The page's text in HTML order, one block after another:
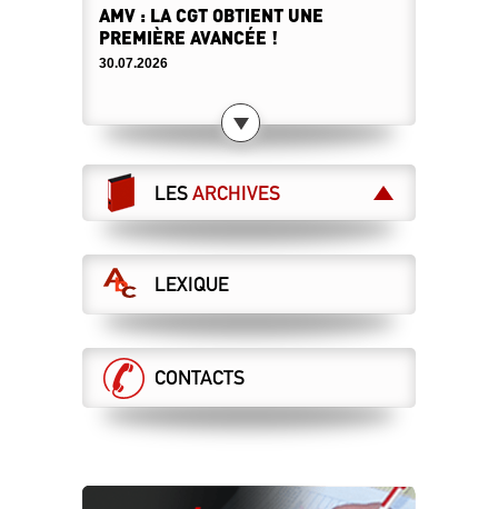
AMV : LA CGT OBTIENT UNE
PREMIÈRE AVANCÉE !
30.07.2026
DESTINATION SERVICE PUBLIC !
23.07.2026
CANICULE : ATTENTION À NE PAS
BARSSER DE L’AIR CHAUD !
23.07.2026
ET MAINTENANT ?
21.07.2026
LA DIRECTION VEUT DES ASCT AU
RABAIS, LA CGT S’Y OPPOSE !
DCI sécurité
16.07.2026
DERRIÈRE VOS GALÈRES, DES CHOIX
LESARCHIVES
LEXIQUE
CONTACTS